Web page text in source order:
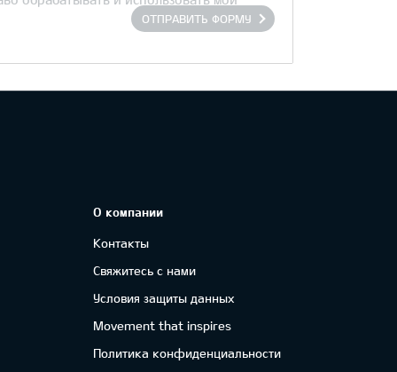
ОТПРАВИТЬ ФОРМУ
О компании
Контакты
Свяжитесь с нами
Условия защиты данных
Movement that inspires
Политика конфиденциальности